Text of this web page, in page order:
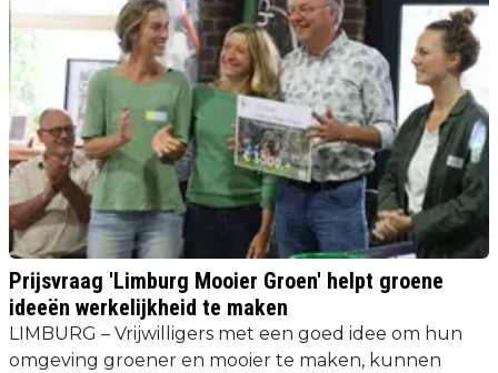
Prijsvraag 'Limburg Mooier Groen' helpt groene
ideeën werkelijkheid te maken
LIMBURG – Vrijwilligers met een goed idee om hun
omgeving groener en mooier te maken, kunnen